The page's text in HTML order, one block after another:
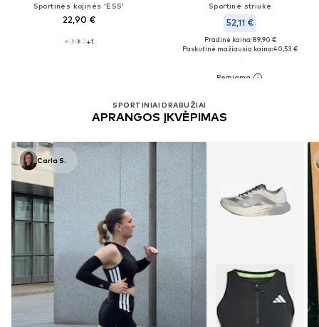
Sportinės kojinės 'ESS'
22,90 €
+1
Sportinė striukė
52,11 €
Pradinė kaina: 89,90 €
Paskutinė mažiausia kaina:40,53 €
SPORTINIAI DRABUŽIAI
APRANGOS ĮKVĖPIMAS
Carla S.